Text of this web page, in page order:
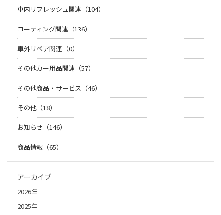
車内リフレッシュ関連（104）
コーティング関連（136）
車外リペア関連（0）
その他カー用品関連（57）
その他商品・サービス（46）
その他（18）
お知らせ（146）
商品情報（65）
アーカイブ
2026年
2025年